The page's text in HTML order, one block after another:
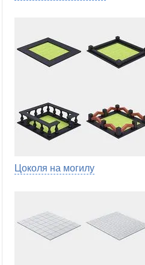
Цоколя на могилу